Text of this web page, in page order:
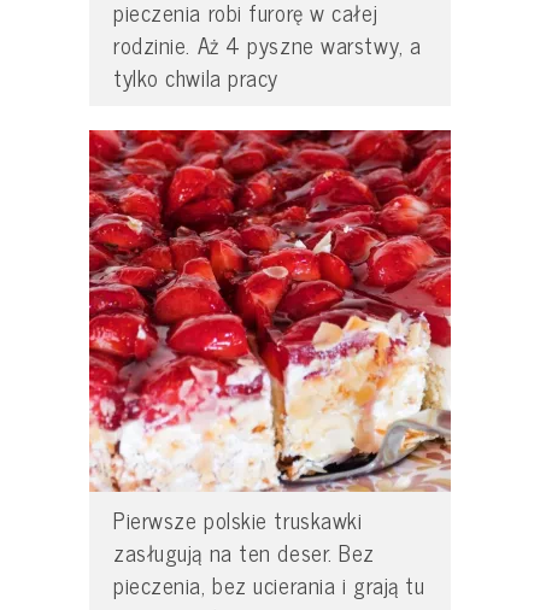
pieczenia robi furorę w całej
rodzinie. Aż 4 pyszne warstwy, a
tylko chwila pracy
Pierwsze polskie truskawki
zasługują na ten deser. Bez
pieczenia, bez ucierania i grają tu